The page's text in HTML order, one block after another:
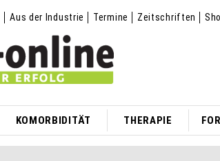
Aus der Industrie Termine Zeitschriften
KOMORBIDITÄT THERAPIE